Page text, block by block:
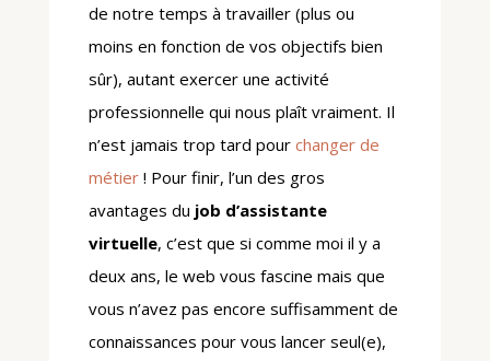
de notre temps à travailler (plus ou
moins en fonction de vos objectifs bien
sûr), autant exercer une activité
professionnelle qui nous plaît vraiment. Il
n’est jamais trop tard pour changer de
métier! Pour finir, l’un des gros
avantages du job d’assistante
virtuelle, c’est que si comme moi il y a
deux ans, le web vous fascine mais que
vous n’avez pas encore suffisamment de
connaissances pour vous lancer seul(e),